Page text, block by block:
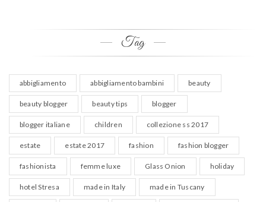
Tag
abbigliamento abbigliamento bambini beauty
beauty blogger beauty tips blogger
blogger italiane children collezione ss 2017
estate estate 2017 fashion fashion blogger
fashionista femme luxe Glass Onion holiday
hotel Stresa made in Italy made in Tuscany